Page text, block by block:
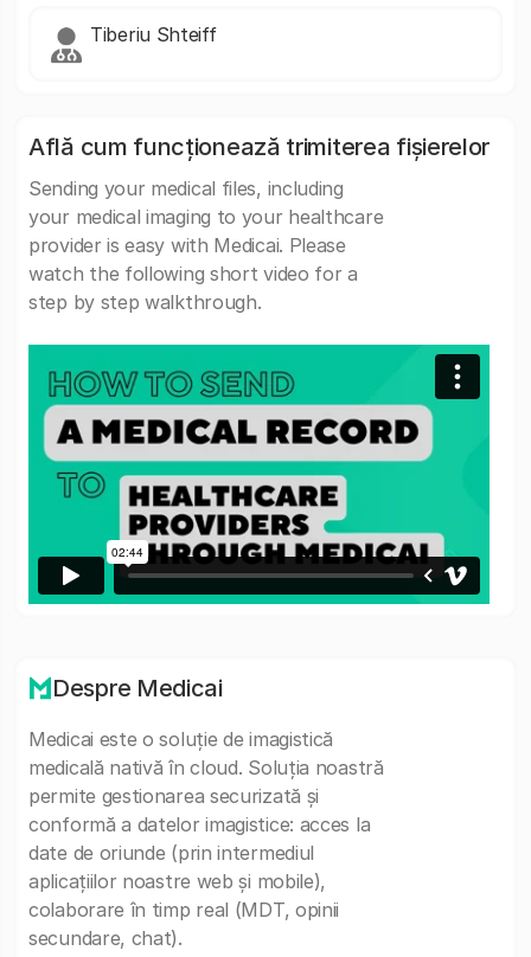
Tiberiu Shteiff
Află cum funcționează trimiterea fișierelor
Sending your medical files, including
your medical imaging to your healthcare
provider is easy with Medicai. Please
watch the following short video for a
step by step walkthrough.
Despre Medicai
Medicai este o soluție de imagistică
medicală nativă în cloud. Soluția noastră
permite gestionarea securizată și
conformă a datelor imagistice: acces la
date de oriunde (prin intermediul
aplicațiilor noastre web și mobile),
colaborare în timp real (MDT, opinii
secundare, chat).